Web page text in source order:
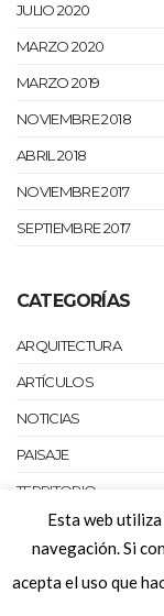
JULIO 2020
MARZO 2020
MARZO 2019
NOVIEMBRE 2018
ABRIL 2018
NOVIEMBRE 2017
SEPTIEMBRE 2017
CATEGORÍAS
ARQUITECTURA
ARTÍCULOS
NOTICIAS
PAISAJE
TERRITORIO
URBANISMO
Esta web
navegación. Si
acepta el uso que